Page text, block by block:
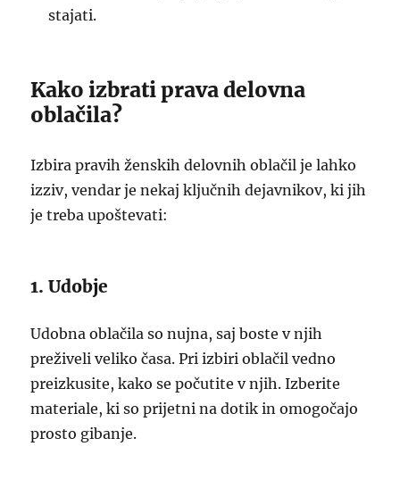
stajati.
Kako izbrati prava delovna
oblačila?
Izbira pravih ženskih delovnih oblačil je lahko
izziv, vendar je nekaj ključnih dejavnikov, ki jih
je treba upoštevati:
1. Udobje
Udobna oblačila so nujna, saj boste v njih
preživeli veliko časa. Pri izbiri oblačil vedno
preizkusite, kako se počutite v njih. Izberite
materiale, ki so prijetni na dotik in omogočajo
prosto gibanje.